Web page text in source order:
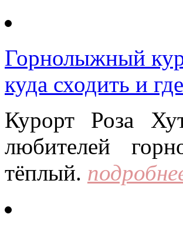
Горнолыжный
куда сходить и
Курорт Роза
любителей
тёплый.